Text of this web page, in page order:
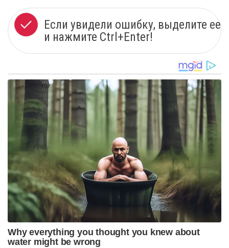
Если увидели ошибку, выделите ее
и нажмите Ctrl+Enter!
Why everything you thought you knew about
water might be wrong